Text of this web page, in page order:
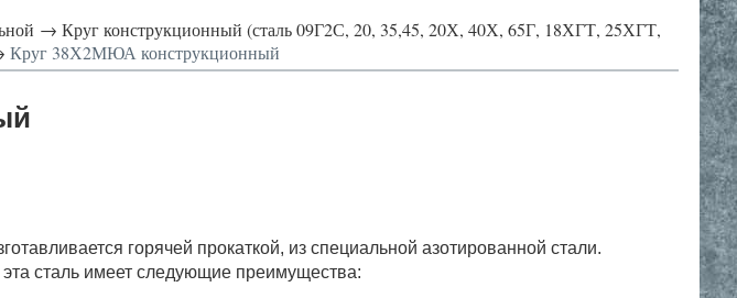
→ Круг конструкционный (сталь 09Г2С, 20, 35,45, 20Х, 40Х, 65Г, 18ХГТ, 25ХГТ,
Круг 38Х2МЮА конструкционный
горячей прокаткой, из специальной азотированной стали.
сталь имеет следующие преимущества: